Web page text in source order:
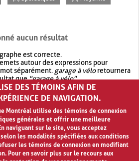
aucun résultat
est correcte.
autour des expressions pour
séparément. garage à véloretournera
que"garage à vélo".
recherche avec OR.garage OR vélo
de résultat quegarage à vélo
DES TÉMOINS AFIN DE
DE NAVIGATION.
Montréal utilise des témoins de connexion
générales et offrir une meilleure
naviguant sur le site, vous acceptez
les modalités spécifiées aux conditions
les témoins de connexion en modifiant
Pour en savoir plus sur le recours aux